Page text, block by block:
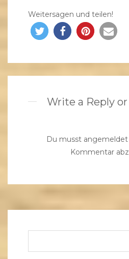
Weitersagen und teilen!
Write a Reply
Du musst angemeldet
Kommentar